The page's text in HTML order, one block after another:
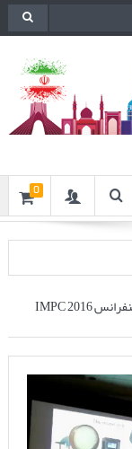
0
اولین ارائه پروفسور صمد بنیسی در کنفرانس IMPC 2016